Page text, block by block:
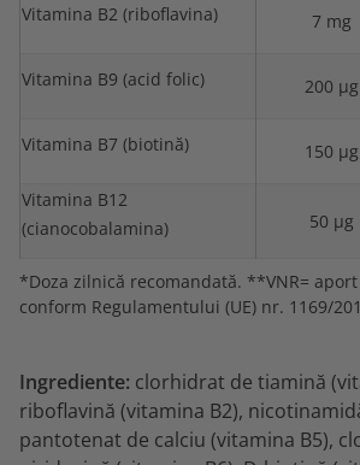
Vitamina B2 (riboflavina) 7 mg
Vitamina B9 (acid folic) 200 µg
Vitamina B7 (biotină) 150 µg
Vitamina B12
(cianocobalamina)
50 µg
*Doza zilnică recomandată. **VNR=
conform Regulamentului (UE) nr. 1169/
Ingrediente: clorhidrat de tiamină
riboflavină (vitamina B2),
pantotenat de calciu (vitamina B5),